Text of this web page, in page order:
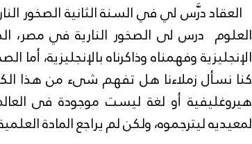
العقاد درَّس لي في السنة الثانية الصخور
العلوم درس لى الصخور النارية في مصر،
الإنجليزية وفهمناه وذاكرناه بالإنجليزية، أما
كنا نسأل زملاءنا هل تفهم شىء من هذا
هيروغليفية أو لغة ليست موجودة فى
لمعيديه ليترجموه، ولكن لم يراجع المادة